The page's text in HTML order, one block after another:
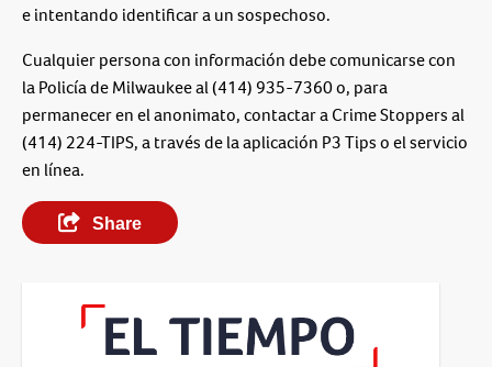
e intentando identificar a un sospechoso.
Cualquier persona con información debe comunicarse con
la Policía de Milwaukee al (414) 935-7360 o, para
permanecer en el anonimato, contactar a Crime Stoppers al
(414) 224-TIPS, a través de la aplicación P3 Tips o el servicio
en línea.
Share